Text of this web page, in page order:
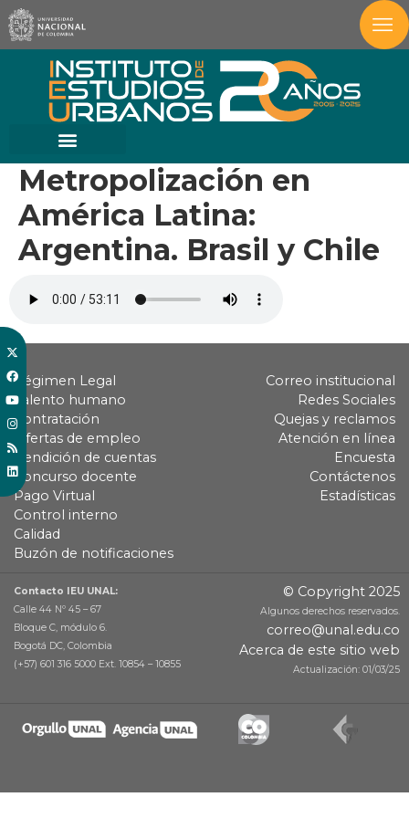
Metropolización en
América Latina:
Argentina. Brasil y Chile
Régimen Legal
Talento humano
Contratación
Ofertas de empleo
Rendición de cuentas
Concurso docente
Pago Virtual
Control interno
Calidad
Buzón de notificaciones
Correo institucional
Redes Sociales
Quejas y reclamos
Atención en línea
Encuesta
Contáctenos
Estadísticas
Contacto IEU UNAL:
Calle 44 Nº 45 – 67
Bloque C, módulo 6.
Bogotá DC, Colombia
(+57) 601 316 5000 Ext. 10854 – 10855
© Copyright 2025
Algunos derechos reservados.
correo@unal.edu.co
Acerca de este sitio web
Actualización: 01/03/25